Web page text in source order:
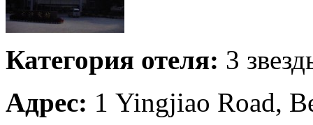
Категория отеля: 3
Адрес: 1 Yingjiao Road,